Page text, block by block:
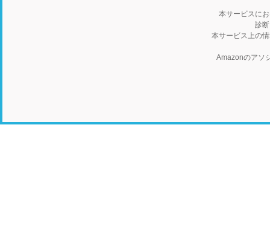
本サービスに
診
本サービス上の
Amazonのアソ